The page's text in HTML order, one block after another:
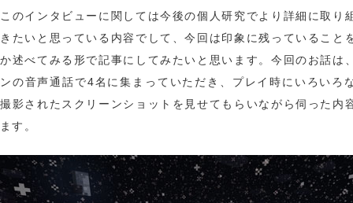
このインタビューに関しては今後の個人研究でより詳細に取り
きたいと思っている内容でして、今回は印象に残っていること
か述べてみる形で記事にしてみたいと思います。今回のお話は
ンの音声通話で4名に集まっていただき、プレイ時にいろいろ
撮影されたスクリーンショットを見せてもらいながら伺った内
ます。